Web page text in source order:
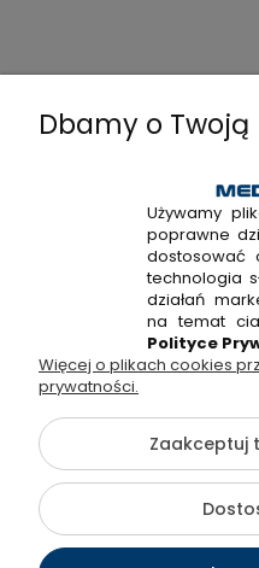
+48
+48
Hossa Medical Sp. z o. o.
Warszawa, woj.
146982576,
©2026 Wszelkie Prawa
Szablon
Dbamy o
Używamy
poprawne
dostosować
technologia
działań
na temat
Polityce
Więcej o plikach cookies
prywatności.
Zaakceptuj